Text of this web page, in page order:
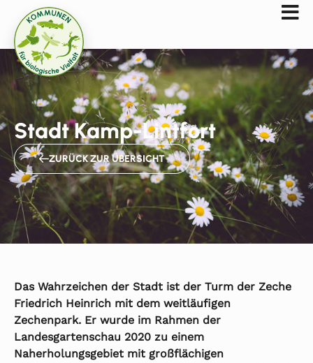
Stadt Kamp-Lintfort
ZURÜCK ZUR ÜBERSICHT
Das Wahrzeichen der Stadt ist der Turm der Zeche
Friedrich Heinrich mit dem weitläufigen
Zechenpark. Er wurde im Rahmen der
Landesgartenschau 2020 zu einem
Naherholungsgebiet mit großflächigen